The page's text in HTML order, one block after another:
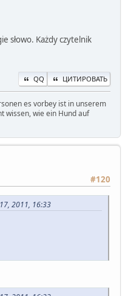
słowo. Każdy czytelnik
QQ ЦИТИРОВАТЬ
es vorbey ist in unserem
wissen, wie ein Hund auf
#120
2011, 16:33